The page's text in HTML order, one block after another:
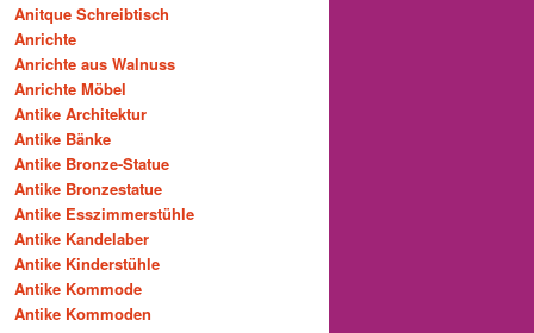
Anitque Schreibtisch
Anrichte
Anrichte aus Walnuss
Anrichte Möbel
Antike Architektur
Antike Bänke
Antike Bronze-Statue
Antike Bronzestatue
Antike Esszimmerstühle
Antike Kandelaber
Antike Kinderstühle
Antike Kommode
Antike Kommoden